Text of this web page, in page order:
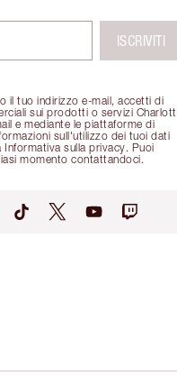
il tuo indirizzo e-mail, accetti di
sui prodotti o servizi
e mediante le piattaforme di
sull'utilizzo dei tuoi dati
sulla privacy. Puoi
momento contattandoci.
ISCRIVITI